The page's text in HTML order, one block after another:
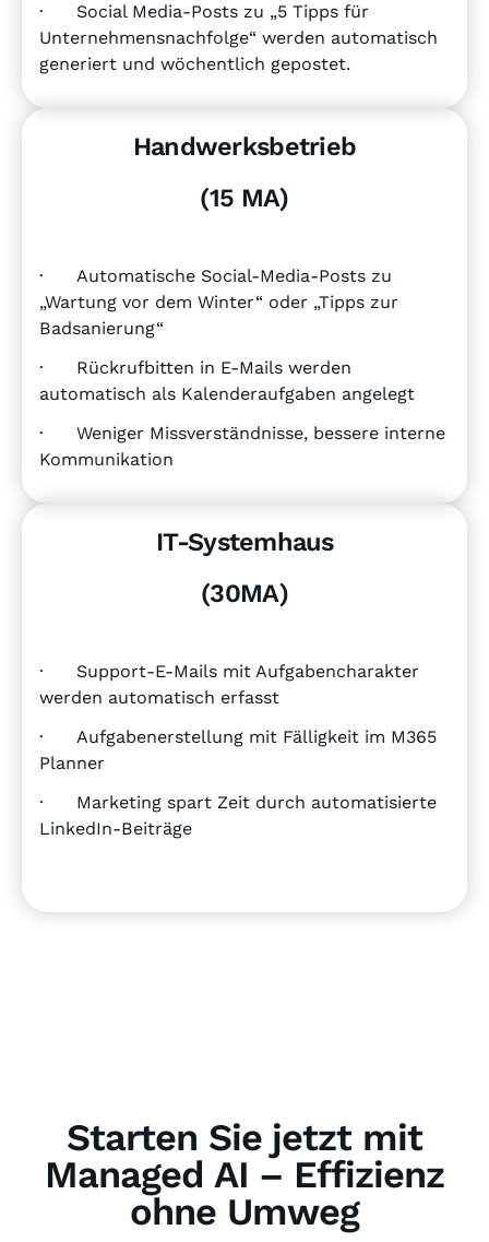
· Social Media-Posts zu „5 Tipps für
Unternehmensnachfolge“ werden automatisch
generiert und wöchentlich gepostet.
Handwerksbetrieb
(15 MA)
· Automatische Social-Media-Posts zu
„Wartung vor dem Winter“ oder „Tipps zur
Badsanierung“
· Rückrufbitten in E-Mails werden
automatisch als Kalenderaufgaben angelegt
· Weniger Missverständnisse, bessere interne
Kommunikation
IT-Systemhaus
(30MA)
· Support-E-Mails mit Aufgabencharakter
werden automatisch erfasst
· Aufgabenerstellung mit Fälligkeit im M365
Planner
· Marketing spart Zeit durch automatisierte
LinkedIn-Beiträge
Starten Sie jetzt mit
Managed AI – Effizienz
ohne Umweg